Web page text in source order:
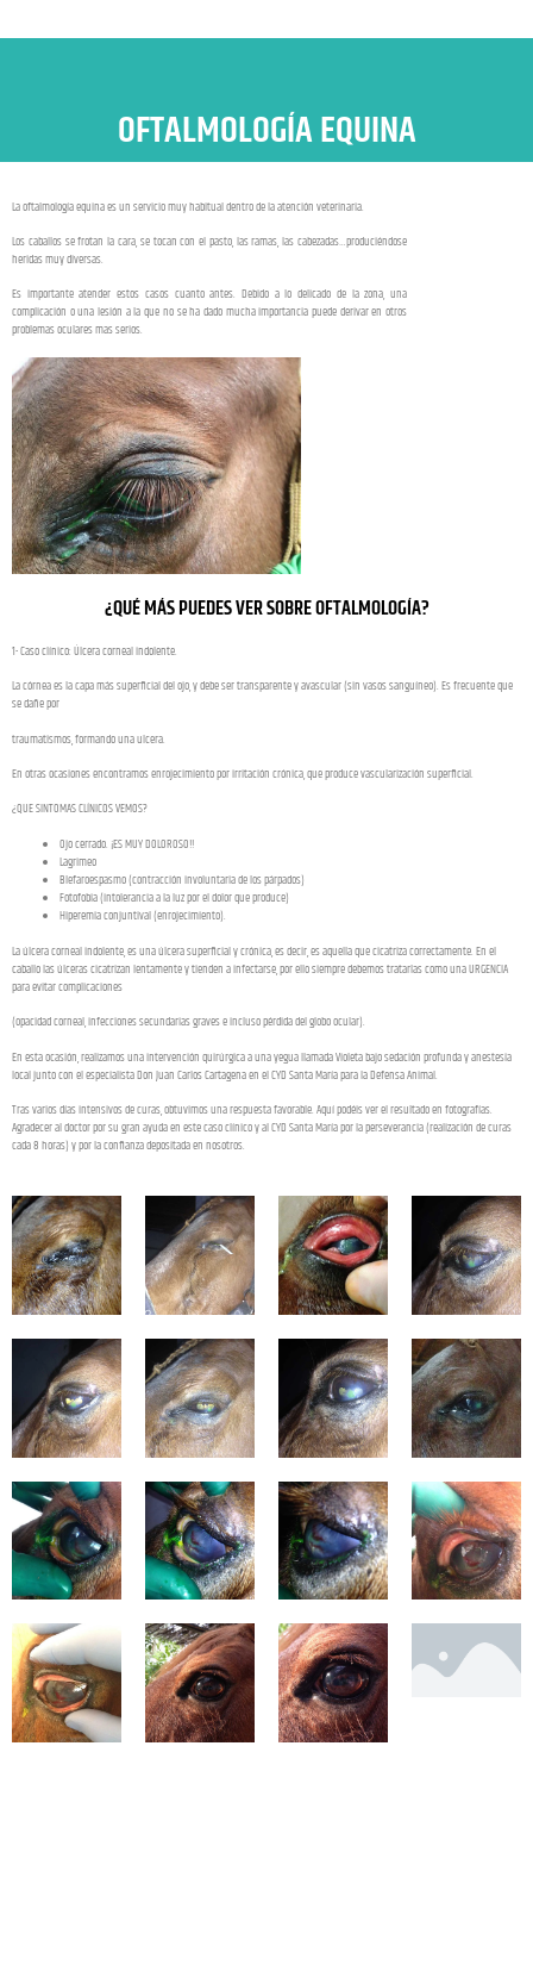
OFTALMOLOGÍA EQUINA
La oftalmología equina es un servicio muy habitual dentro de la atención veterinaria.
Los caballos se frotan la cara, se tocan con el pasto, las ramas, las cabezadas…produciéndose
heridas muy diversas.
Es importante atender estos casos cuanto antes. Debido a lo delicado de la zona, una
complicación o una lesión a la que no se ha dado mucha importancia puede derivar en otros
problemas oculares mas serios.
¿QUÉ MÁS PUEDES VER SOBRE OFTALMOLOGÍA?
1- Caso clínico: Úlcera corneal indolente.
La córnea es la capa más superficial del ojo, y debe ser transparente y avascular (sin vasos sanguíneo). Es frecuente que
se dañe por
traumatismos, formando una ulcera.
En otras ocasiones encontramos enrojecimiento por irritación crónica, que produce vascularización superficial.
¿QUE SINTOMAS CLÍNICOS VEMOS?
Ojo cerrado. ¡ES MUY DOLOROSO!!
Lagrimeo
Blefaroespasmo (contracción involuntaria de los párpados)
Fotofobia (intolerancia a la luz por el dolor que produce)
Hiperemia conjuntival (enrojecimiento).
La úlcera corneal indolente, es una úlcera superficial y crónica, es decir, es aquella que cicatriza correctamente. En el
caballo las úlceras cicatrizan lentamente y tienden a infectarse, por ello siempre debemos tratarlas como una URGENCIA
para evitar complicaciones
(opacidad corneal, infecciones secundarias graves e incluso pérdida del globo ocular).
En esta ocasión, realizamos una intervención quirúrgica a una yegua llamada Violeta bajo sedación profunda y anestesia
local junto con el especialista Don Juan Carlos Cartagena en el CYD Santa María para la Defensa Animal.
Tras varios días intensivos de curas, obtuvimos una respuesta favorable. Aquí podéis ver el resultado en fotografías.
Agradecer al doctor por su gran ayuda en este caso clínico y al CYD Santa María por la perseverancia (realización de curas
cada 8 horas) y por la confianza depositada en nosotros.